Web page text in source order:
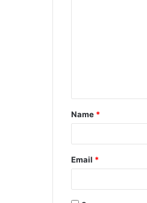
t
*
Name *
Email *